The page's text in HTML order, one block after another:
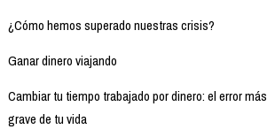
¿Cómo hemos superado nuestras crisis?
Ganar dinero viajando
Cambiar tu tiempo trabajado por dinero: el error más
grave de tu vida